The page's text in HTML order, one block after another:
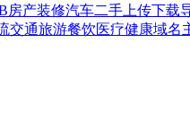
房产装修汽车二手 上传下载
交通旅游餐饮医疗健康域名